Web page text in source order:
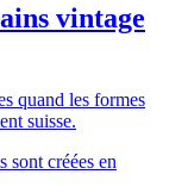
vintage
quand les formes
suisse.